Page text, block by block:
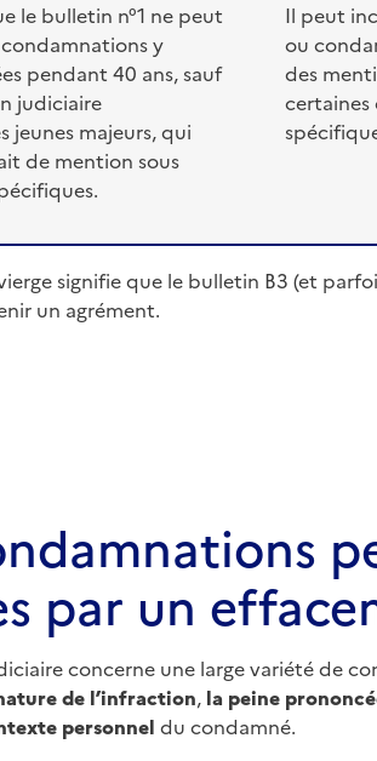
le bulletin n°1 ne peut
y
pendant 40 ans, sauf
judiciaire
jeunes majeurs, qui
de mention sous
Il peut
ou
des
certaines
signifie que le bulletin B3 (et
un agrément.
par un
concerne une large variété de
de l’infraction, la peine
personnel du condamné.